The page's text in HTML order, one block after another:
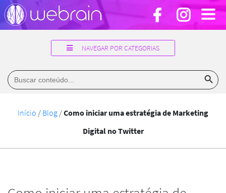
NAVEGAR POR CATEGORIAS
Search
for:
Search Button
Início / Blog /Como iniciar uma estratégia de Marketing
Digital no Twitter